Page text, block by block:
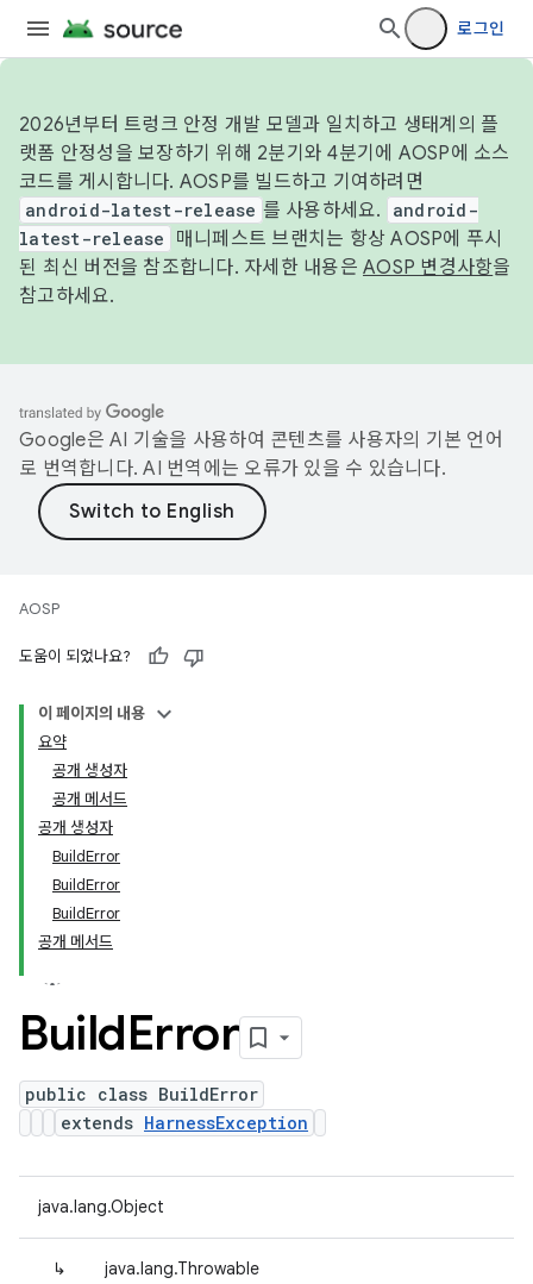
로그인
2026년부터 트렁크 안정 개발 모델과 일치하고 생태계의 플
랫폼 안정성을 보장하기 위해 2분기와 4분기에 AOSP에 소스
코드를 게시합니다. AOSP를 빌드하고 기여하려면
android-latest-release 를 사용하세요.
android-
latest-release
매니페스트 브랜치는 항상 AOSP에 푸시
된 최신 버전을 참조합니다. 자세한 내용은 AOSP 변경사항을
참고하세요.
Google은 AI 기술을 사용하여 콘텐츠를 사용자의 기본 언어
로 번역합니다. AI 번역에는 오류가 있을 수 있습니다.
AOSP
도움이 되었나요?
이 페이지의 내용
요약
공개 생성자
공개 메서드
공개 생성자
BuildError
BuildError
BuildError
공개 메서드
BuildError
public class BuildError
extends HarnessException
java.lang.Object
↳ java.lang.Throwable